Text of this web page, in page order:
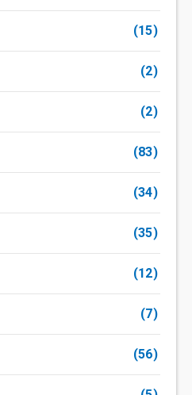
(15)
(2)
(2)
(83)
(34)
(35)
(12)
(7)
(56)